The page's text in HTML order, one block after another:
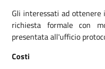
Gli interessati ad ottenere
richiesta formale con
presentata all'ufficio
Costi